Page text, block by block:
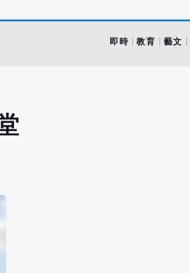
即時 教育 藝文